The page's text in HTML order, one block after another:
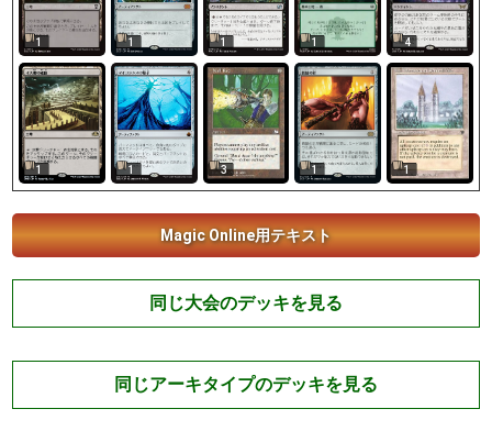
1 1 1 1 4
1 1 3 1 1
Magic Online用テキスト
同じ大会のデッキを見る
同じアーキタイプのデッキを見る